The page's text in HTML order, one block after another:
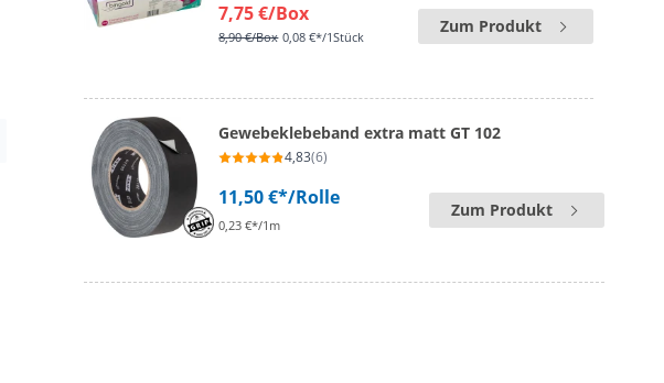
7,75 €/Box
8,90 €/Box 0,08 €*/1Stück
Zum Produkt
Gewebeklebeband extra matt GT 102
4,83(6)
11,50 €*/Rolle
0,23 €*/1m
Zum Produkt